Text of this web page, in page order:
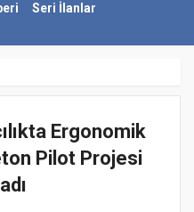
Seri İlanlar
Ergonomik
Pilot Projesi